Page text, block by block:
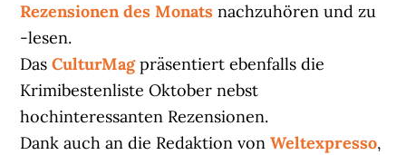
Rezensionen des Monats nachzuhören und zu
-lesen.
DasCulturMagpräsentiert ebenfalls die
Krimibestenliste Oktober nebst
hochinteressanten Rezensionen.
Dank auch an die Redaktion vonWeltexpresso,